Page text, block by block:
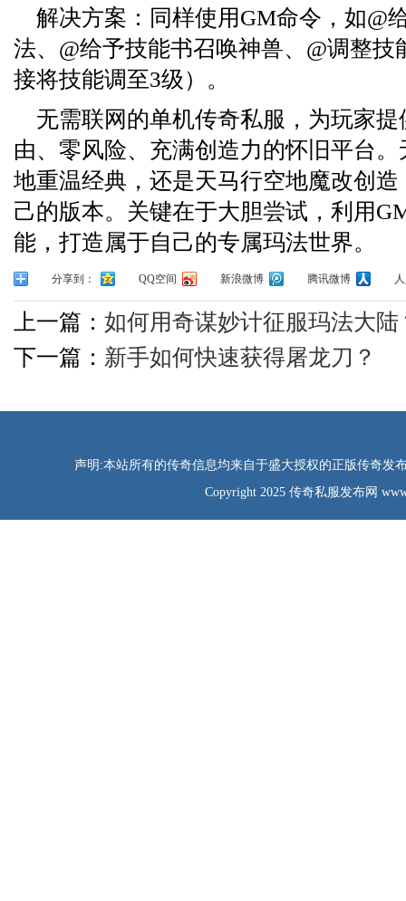
解决方案：同样使用GM命令，如@
法、@给予技能书召唤神兽、@调整技
接将技能调至3级）。
无需联网的单机传奇私服，为玩家
由、零风险、充满创造力的怀旧平台
地重温经典，还是天马行空地魔改创
己的版本。关键在于大胆尝试，利用
能，打造属于自己的专属玛法世界。
分享到： QQ空间 新浪微博 腾讯微博
上一篇： 如何用奇谋妙计征服玛法大陆
下一篇： 新手如何快速获得屠龙刀？
声明:本站所有的传奇信息均来自于盛大授权的正版传奇发
Copyright 2025 传奇私服发布网